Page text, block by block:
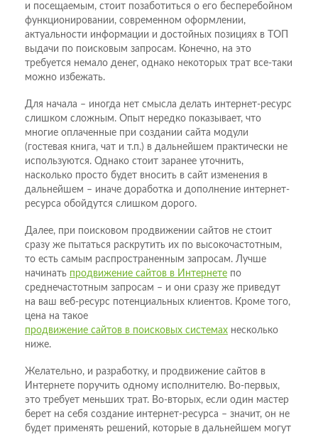
и посещаемым, стоит позаботиться о его бесперебойном
функционировании, современном оформлении,
актуальности информации и достойных позициях в ТОП
выдачи по поисковым запросам. Конечно, на это
требуется немало денег, однако некоторых трат все-таки
можно избежать.
Для начала – иногда нет смысла делать интернет-ресурс
слишком сложным. Опыт нередко показывает, что
многие оплаченные при создании сайта модули
(гостевая книга, чат и т.п.) в дальнейшем практически не
используются. Однако стоит заранее уточнить,
насколько просто будет вносить в сайт изменения в
дальнейшем – иначе доработка и дополнение интернет-
ресурса обойдутся слишком дорого.
Далее, при поисковом продвижении сайтов не стоит
сразу же пытаться раскрутить их по высокочастотным,
то есть самым распространенным запросам. Лучше
начинать продвижение сайтов в Интернете по
среднечастотным запросам – и они сразу же приведут
на ваш веб-ресурс потенциальных клиентов. Кроме того,
цена на такое
продвижение сайтов в поисковых системах несколько
ниже.
Желательно, и разработку, и продвижение сайтов в
Интернете поручить одному исполнителю. Во-первых,
это требует меньших трат. Во-вторых, если один мастер
берет на себя создание интернет-ресурса – значит, он не
будет применять решений, которые в дальнейшем могут